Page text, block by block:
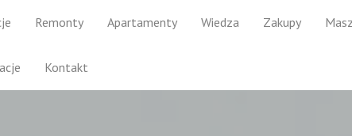
Remonty Apartamenty Wiedza Zakupy
Kontakt